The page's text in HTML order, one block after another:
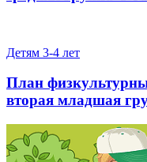
Детям 3-4 лет
План
вторая младшая